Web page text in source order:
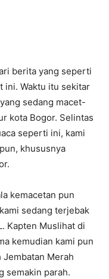
berita yang seperti
ini. Waktu itu sekitar
sedang macet-
kota Bogor. Selintas
seperti ini, kami
khususnya
kemacetan pun
sedang terjebak
Kapten Muslihat di
kemudian kami pun
Merah
semakin parah.